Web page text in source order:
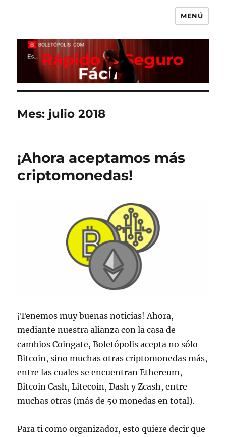
MENÚ
Mes: julio 2018
¡Ahora aceptamos más
criptomonedas!
¡Tenemos muy buenas noticias! Ahora,
mediante nuestra alianza con la casa de
cambios Coingate, Boletópolis acepta no sólo
Bitcoin, sino muchas otras criptomonedas más,
entre las cuales se encuentran Ethereum,
Bitcoin Cash, Litecoin, Dash y Zcash, entre
muchas otras (más de 50 monedas en total).
Para ti como organizador, esto quiere decir que